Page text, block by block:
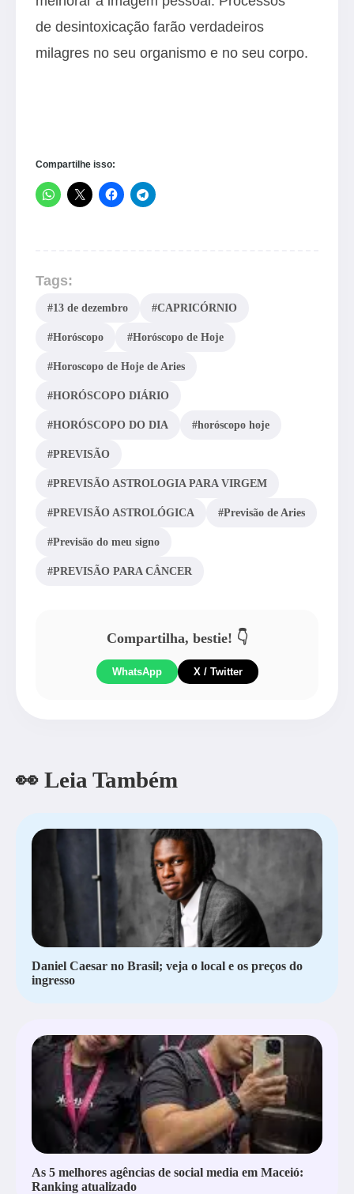
de desintoxicação farão verdadeiros
milagres no seu organismo e no seu corpo.
Compartilhe isso:
Tags:
#13 de dezembro #CAPRICÓRNIO
#Horóscopo #Horóscopo de Hoje
#Horoscopo de Hoje de Aries
#HORÓSCOPO DIÁRIO
#HORÓSCOPO DO DIA #horóscopo hoje
#PREVISÃO
#PREVISÃO ASTROLOGIA PARA VIRGEM
#PREVISÃO ASTROLÓGICA #Previsão de Aries
#Previsão do meu signo
#PREVISÃO PARA CÂNCER
Compartilha, bestie! 👇
WhatsApp X / Twitter
👀 Leia Também
Daniel Caesar no Brasil; veja o local e os preços do
ingresso
As 5 melhores agências de social media em Maceió:
Ranking atualizado